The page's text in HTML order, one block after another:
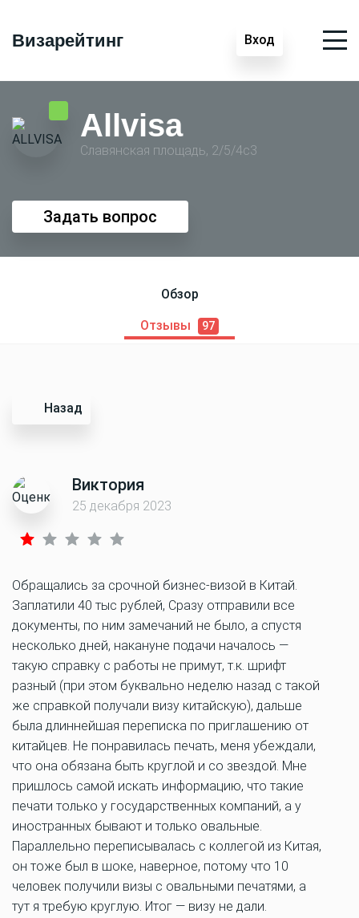
Визарейтинг Вход
Allvisa
Славянская площадь, 2/5/4с3
Задать вопрос
Обзор
Отзывы 97
Назад
Виктория
25 декабря 2023
Обращались за срочной бизнес-визой в Китай.
Заплатили 40 тыс рублей, Сразу отправили все
документы, по ним замечаний не было, а спустя
несколько дней, накануне подачи началось —
такую справку с работы не примут, т.к. шрифт
разный (при этом буквально неделю назад с такой
же справкой получали визу китайскую), дальше
была длиннейшая переписка по приглашению от
китайцев. Не понравилась печать, меня убеждали,
что она обязана быть круглой и со звездой. Мне
пришлось самой искать информацию, что такие
печати только у государственных компаний, а у
иностранных бывают и только овальные.
Параллельно переписывалась с коллегой из Китая,
он тоже был в шоке, наверное, потому что 10
человек получили визы с овальными печатями, а
тут я требую круглую. Итог — визу не дали.